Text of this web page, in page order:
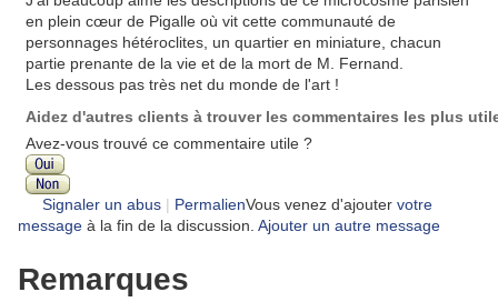
en plein cœur de Pigalle où vit cette communauté de
personnages hétéroclites, un quartier en miniature, chacun
partie prenante de la vie et de la mort de M. Fernand.
Les dessous pas très net du monde de l'art !
Aidez d'autres clients à trouver les commentaires les plus
Avez-vous trouvé ce commentaire utile ?
Signaler un abus | PermalienVous venez d'ajouter votre
message à la fin de la discussion. Ajouter un autre message
Remarques